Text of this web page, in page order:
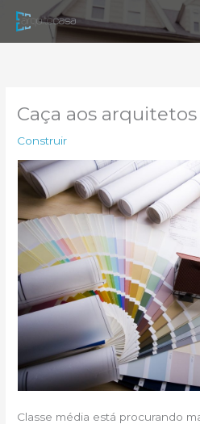
para
Caça aos
Construir
Classe média está procurando